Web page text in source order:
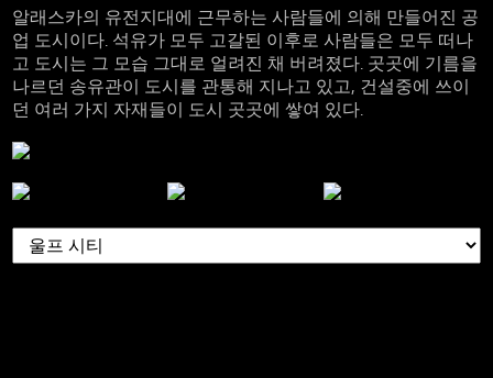
알래스카의 유전지대에 근무하는 사람들에 의해 만들어진 공
업 도시이다. 석유가 모두 고갈된 이후로 사람들은 모두 떠나
고 도시는 그 모습 그대로 얼려진 채 버려졌다. 곳곳에 기름을
나르던 송유관이 도시를 관통해 지나고 있고, 건설중에 쓰이
던 여러 가지 자재들이 도시 곳곳에 쌓여 있다.